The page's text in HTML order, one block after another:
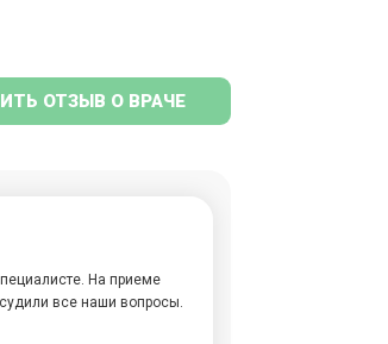
ОТЗЫВ О ВРАЧЕ
На приеме
все наши вопросы.